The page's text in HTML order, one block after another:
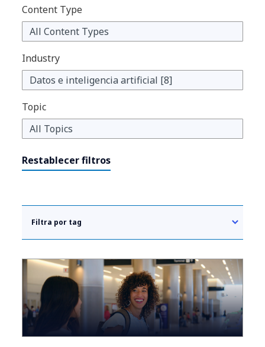
Content Type
Industry
Topic
Restablecer filtros
Filtra por tag